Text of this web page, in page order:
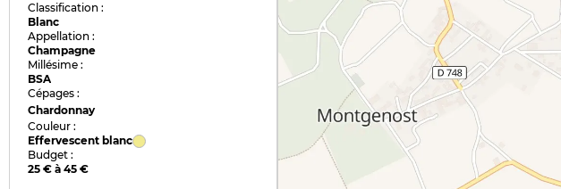
Classification :
Blanc
Appellation :
Champagne
Millésime :
BSA
Cépages :
Chardonnay
Couleur :
Effervescent blanc
Budget :
25 € à 45 €